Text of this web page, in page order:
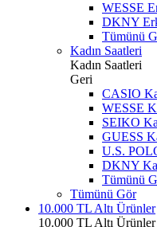
WESSE
DKNY
Tümünü
Kadın Saatleri
Kadın Saatleri
Geri
CASIO
WESSE
SEIKO
GUESS
U.S.
DKNY
Tümünü
Tümünü Gör
10.000 TL Altı Ürünler
10.000 TL Altı Ürünler